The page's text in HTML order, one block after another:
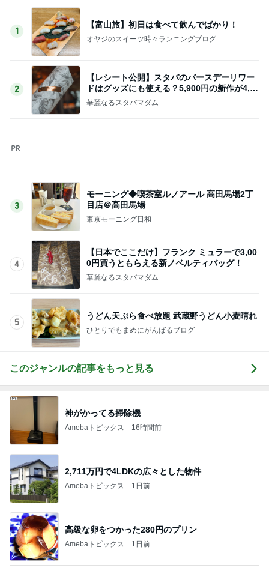
3
モーニング◆喫茶室ルノアール 高田馬場2丁
目店＠高田馬場
東京モーニング日和
4
5
うどん天ぷら食べ放題 武蔵野うどん小麦晴れ
このジャンルの記事をもっと見る
神がかってる掃除機
Amebaトピックス 16時間前
Amebaトピックス 1日前
高級な卵をつかった280円のプリン
Amebaトピックス 1日前
完成したこだわりの本革バッグ
Amebaトピックス 2日前